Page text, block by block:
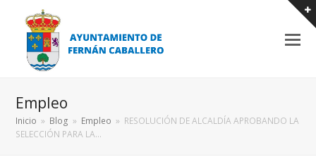
Empleo
Inicio » Blog » Empleo » RESOLUCIÓN DE ALCALDÍA APROBANDO LA
SELECCIÓN PARA LA…